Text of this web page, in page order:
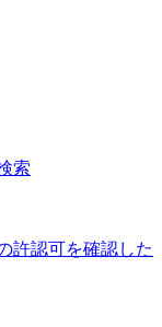
索
許認可を確認した